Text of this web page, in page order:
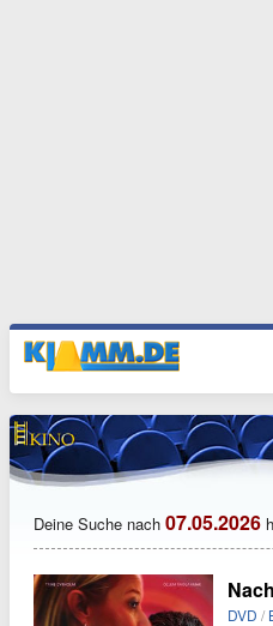
Deine Suche nach 07.05.2026
DVD /